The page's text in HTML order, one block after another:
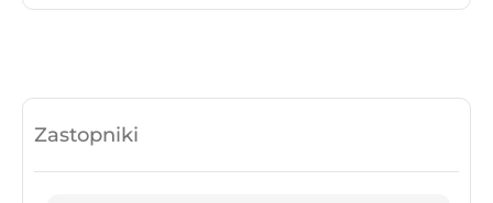
Zastopniki